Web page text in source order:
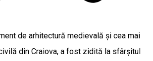
de arhitectură medievală și cea mai
din Craiova, a fost zidită la sfârșitul